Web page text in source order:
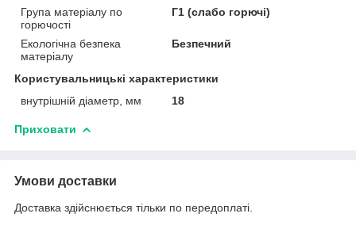
Група матеріалу по
горючості
Г1 (слабо горючі)
Екологічна безпека
матеріалу
Безпечний
Користувальницькі характеристики
внутрішній діаметр, мм
18
Приховати
Умови доставки
Доставка здійснюється тільки по передоплаті.